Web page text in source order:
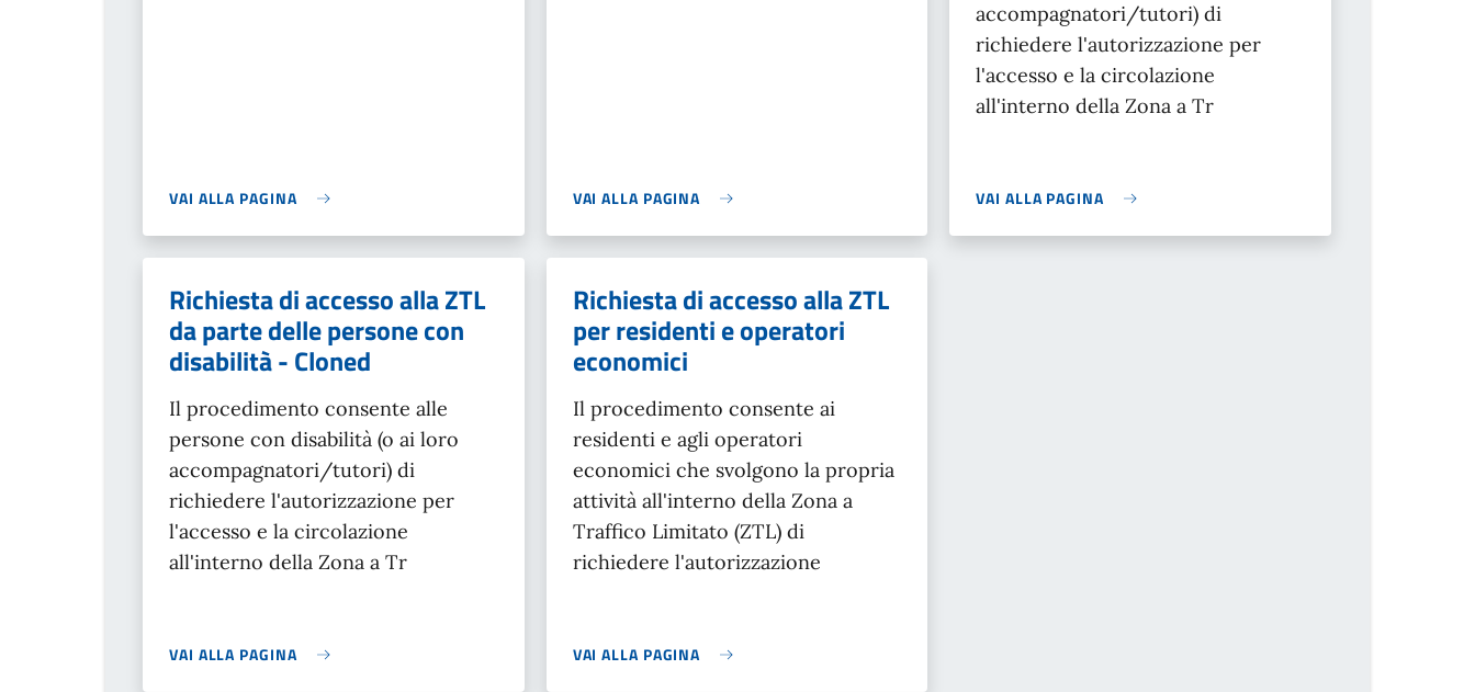
VAI ALLA PAGINA VAI ALLA PAGINA
accompagnatori/tutori) di
richiedere l'autorizzazione per
l'accesso e la circolazione
all'interno della Zona a Tr
VAI ALLA PAGINA
Richiesta di accesso alla ZTL
da parte delle persone con
disabilità - Cloned
Il procedimento consente alle
persone con disabilità (o ai loro
accompagnatori/tutori) di
richiedere l'autorizzazione per
l'accesso e la circolazione
all'interno della Zona a Tr
VAI ALLA PAGINA
Richiesta di accesso alla ZTL
per residenti e operatori
economici
Il procedimento consente ai
residenti e agli operatori
economici che svolgono la propria
attività all'interno della Zona a
Traffico Limitato (ZTL) di
richiedere l'autorizzazione
VAI ALLA PAGINA